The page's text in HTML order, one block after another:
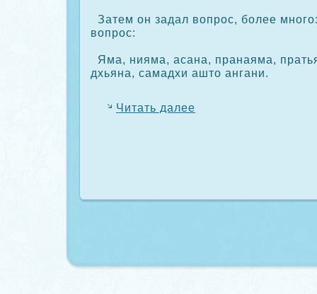
Затем он задал вопрοс, более
вопрοс:
Яма, нияма, асана, пранаяма,
дхьяна, самадхи ашто ангани.
Читать далее